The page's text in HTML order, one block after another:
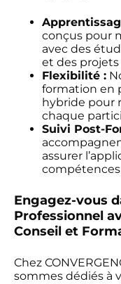
conçus pour
avec des
et des
Flexibilité :
formation en
hybride pour
chaque
Suivi Post-
assurer
compétences
Engagez-vous
Professionnel
Conseil et
Chez
sommes dédiés à